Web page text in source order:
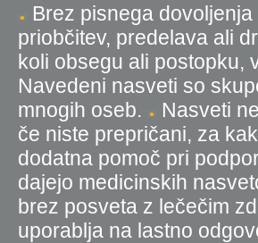
Brez pisnega
priobčitev, predelava ali
koli obsegu ali postopku,
Navedeni nasveti so
mnogih oseb.
Nasveti
če niste prepričani, za
dodatna pomoč pri
dajejo medicinskih
brez posveta z lečečim
uporablja na lastno